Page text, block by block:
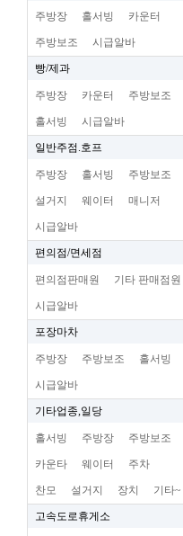
주방장 홀서빙 카운터
주방보조 시급알바
빵/제과
주방장 카운터 주방보조
홀서빙 시급알바
일반주점.호프
주방장 홀서빙 주방보조
설거지 웨이터 매니저
시급알바
편의점/면세점
편의점판매원 기타 판매점원
시급알바
포장마차
주방장 주방보조 홀서빙
시급알바
기타업종,일당
홀서빙 주방장 주방보조
카운타 웨이터 주차
찬모 설거지 장치 기타~
고속도로휴게소